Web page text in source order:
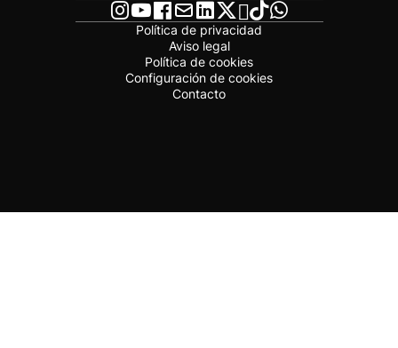
Política de privacidad
Aviso legal
Política de cookies
Configuración de cookies
Contacto